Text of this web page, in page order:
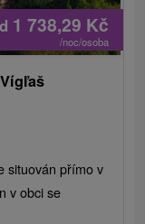
1 738,29 Kč
/noc/osoba
Vígľaš
situován přímo v
v obci se